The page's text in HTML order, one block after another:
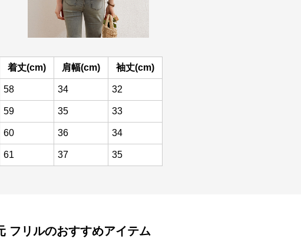
着丈(cm) 肩幅(cm) 袖丈(cm)
58 34 32
59 35 33
60 36 34
61 37 35
フリルのおすすめアイテム